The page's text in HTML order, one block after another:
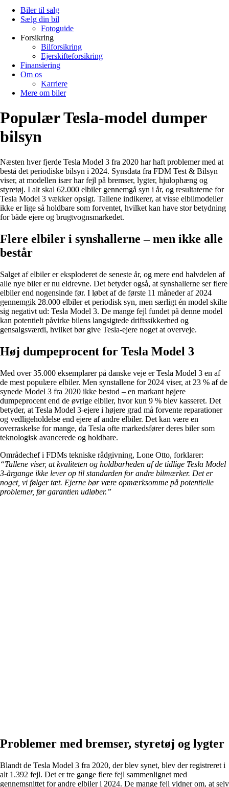
Biler til salg
Sælg din bil
Fotoguide
Forsikring
Bilforsikring
Ejerskifteforsikring
Finansiering
Om os
Karriere
Mere om biler
Populær Tesla-model dumper
bilsyn
Næsten hver fjerde Tesla Model 3 fra 2020 har haft problemer med at
bestå det periodiske bilsyn i 2024. Synsdata fra FDM Test & Bilsyn
viser, at modellen især har fejl på bremser, lygter, hjulophæng og
styretøj. I alt skal 62.000 elbiler gennemgå syn i år, og resultaterne for
Tesla Model 3 vækker opsigt. Tallene indikerer, at visse elbilmodeller
ikke er lige så holdbare som forventet, hvilket kan have stor betydning
for både ejere og brugtvognsmarkedet.
Flere elbiler i synshallerne – men ikke alle
består
Salget af elbiler er eksploderet de seneste år, og mere end halvdelen af
alle nye biler er nu eldrevne. Det betyder også, at synshallerne ser flere
elbiler end nogensinde før. I løbet af de første 11 måneder af 2024
gennemgik 28.000 elbiler et periodisk syn, men særligt én model skilte
sig negativt ud: Tesla Model 3. De mange fejl fundet på denne model
kan potentielt påvirke bilens langsigtede driftssikkerhed og
gensalgsværdi, hvilket bør give Tesla-ejere noget at overveje.
Høj dumpeprocent for Tesla Model 3
Med over 35.000 eksemplarer på danske veje er Tesla Model 3 en af
de mest populære elbiler. Men synstallene for 2024 viser, at 23 % af de
synede Model 3 fra 2020 ikke bestod – en markant højere
dumpeprocent end de øvrige elbiler, hvor kun 9 % blev kasseret. Det
betyder, at Tesla Model 3-ejere i højere grad må forvente reparationer
og vedligeholdelse end ejere af andre elbiler. Det kan være en
overraskelse for mange, da Tesla ofte markedsfører deres biler som
teknologisk avancerede og holdbare.
Områdechef i FDMs tekniske rådgivning, Lone Otto, forklarer:
“Tallene viser, at kvaliteten og holdbarheden af de tidlige Tesla Model
3-årgange ikke lever op til standarden for andre bilmærker. Det er
noget, vi følger tæt. Ejerne bør være opmærksomme på potentielle
problemer, før garantien udløber.”
Problemer med bremser, styretøj og lygter
Blandt de Tesla Model 3 fra 2020, der blev synet, blev der registreret i
alt 1.392 fejl. Det er tre gange flere fejl sammenlignet med
gennemsnittet for andre elbiler i 2024. De mange fejl vidner om, at selv